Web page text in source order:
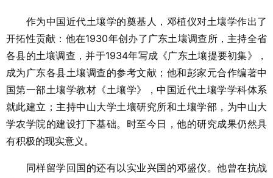
作为中国近代土壤学的奠基人，邓植仪对土壤学作出了
开拓性贡献：他在1930年创办了广东土壤调查所，主持全省
各县的土壤调查，并于1934年写成《广东土壤提要初集》，
成为广东各县土壤调查的参考文献；他和彭家元合作编著中
国第一部土壤学教材《土壤学》，中国近代土壤学学科体系
就此建立；主持中山大学土壤研究所和土壤学部，为中山大
学农学院的建设打下基础。时至今日，他的研究成果仍然具
有积极的现实意义。
同样留学回国的还有以实业兴国的邓盛仪。他曾在抗战